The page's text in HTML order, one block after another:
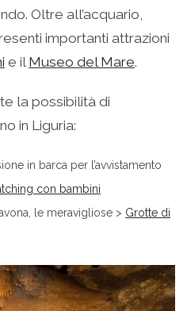
Oltre all’acquario,
importanti attrazioni
e il Museo del Mare.
la possibilità di
in Liguria:
in barca per l’avvistamento
con bambini
le meravigliose > Grotte di